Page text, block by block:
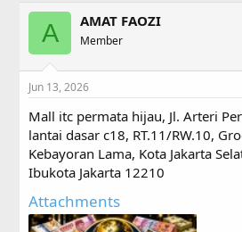
r
e
a
d
t
r
t
e
r
r
a
A AMAT FAOZI
Member
Jun 13, 2026
Mall itc permata hijau, Jl. Arteri
lantai dasar c18, RT.11/RW.10,
Kebayoran Lama, Kota Jakarta
Ibukota Jakarta 12210
Attachments